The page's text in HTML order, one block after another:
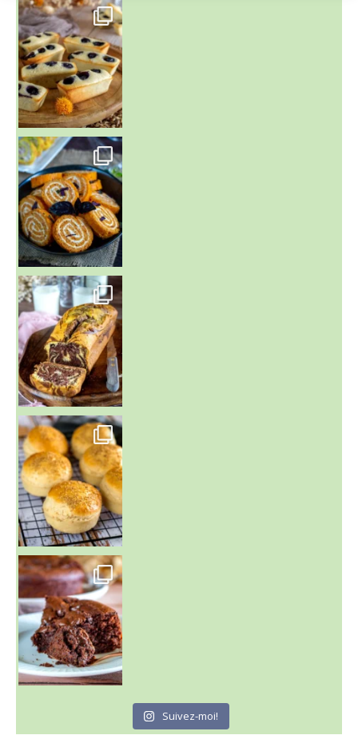
~ FINANCIERS MYRTILLES ET CITRON ~
Aujourd'hu
~ BUNS MAISON ~
Un peu de boulange par ici au
~ GÂTEAU FONDANT CHOCO NOISETTE ~
C'est lundi
Suivez-moi!